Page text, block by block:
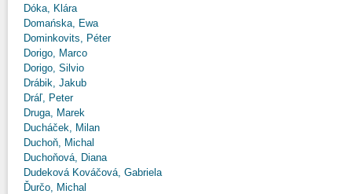
Dóka, Klára
Domańska, Ewa
Dominkovits, Péter
Dorigo, Marco
Dorigo, Silvio
Drábik, Jakub
Dráľ, Peter
Druga, Marek
Ducháček, Milan
Duchoň, Michal
Duchoňová, Diana
Dudeková Kováčová, Gabriela
Ďurčo, Michal